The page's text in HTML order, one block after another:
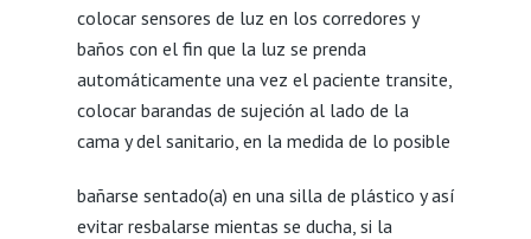
colocar sensores de luz en los corredores y
baños con el fin que la luz se prenda
automáticamente una vez el paciente transite,
colocar barandas de sujeción al lado de la
cama y del sanitario, en la medida de lo posible
bañarse sentado(a) en una silla de plástico y así
evitar resbalarse mientas se ducha, si la